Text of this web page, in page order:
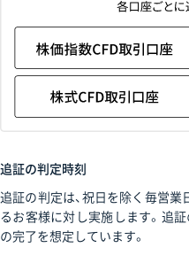
追証の判定時刻
追証の判定は、祝日を除く毎営
るお客様に対し実施します。追
の完了を想定しています。